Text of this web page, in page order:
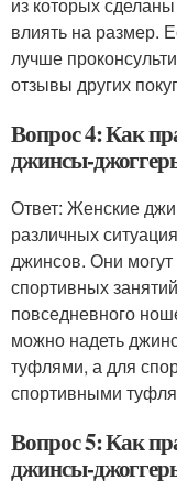
влиять на размер.
лучше
отзывы других
Вопрос 4: Как
джинсы-
Ответ: Женские
различных
джинсов. Они
спортивных
повседневного
можно надеть
туфлями, а для
спортивными
Вопрос 5: Как
джинсы-